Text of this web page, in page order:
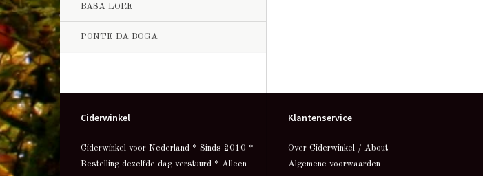
BASA LORE
PONTE DA BOGA
Ciderwinkel
Ciderwinkel voor Nederland * Sinds 2010 *
Bestelling dezelfde dag verstuurd * Alleen
Klantenservice
Over Ciderwinkel / About
Algemene voorwaarden